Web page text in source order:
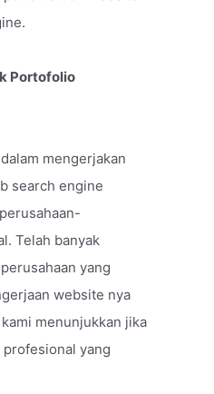
Portofolio
mengerjakan
search engine
Telah banyak
yang
website nya
menunjukkan jika
profesional yang